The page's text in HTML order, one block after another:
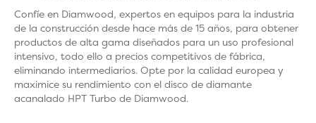
Confíe en Diamwood, expertos en equipos para la industria
de la construcción desde hace más de 15 años, para obtener
productos de alta gama diseñados para un uso profesional
intensivo, todo ello a precios competitivos de fábrica,
eliminando intermediarios. Opte por la calidad europea y
maximice su rendimiento con el disco de diamante
acanalado HPT Turbo de Diamwood.